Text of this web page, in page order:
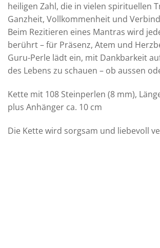
heiligen Zahl, die in vielen spirituellen
Ganzheit, Vollkommenheit und
Beim Rezitieren eines Mantras wird
berührt – für Präsenz, Atem und
Guru-Perle lädt ein, mit Dankbarkeit
des Lebens zu schauen – ob aussen
Kette mit 108 Steinperlen (8 mm),
plus Anhänger ca. 10 cm
Die Kette wird sorgsam und liebevoll